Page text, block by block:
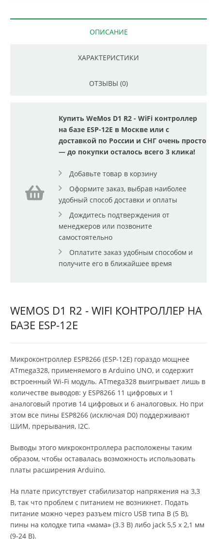
ОПИСАНИЕ
ХАРАКТЕРИСТИКИ
ОТЗЫВЫ (0)
Купить WeMos D1 R2 - WiFi контроллер
на базе ESP-12E в Москве или с
доставкой по России и СНГ очень просто
— до покупки осталось всего 3 клика!
Добавьте товар в корзину
Оформите заказ, выбрав наиболее
удобный способ доставки и оплаты
Дождитесь подтверждения от
менеджеров или позвоните
самостоятельно
Оплатите заказ удобным способом и
получите его в ближайшее время
WEMOS D1 R2 - WIFI КОНТРОЛЛЕР НА
БАЗЕ ESP-12E
Микроконтроллер ESP8266 (ESP-12E) гораздо мощнее
ATmega328, применяемого в Arduino UNO, и содержит
встроенный Wi-Fi модуль. ATmega328 выигрывает лишь в
количестве выводов: у ESP8266 11 цифровых и 1
аналоговый против 14 цифровых и 6 аналоговых. Но при
этом все пины ESP8266 (исключая D0) поддерживают
ШИМ, прерывания, I2C.
Выводы этого микроконтроллера расположены таким
образом, чтобы оставалась возможность использовать
платы расширения Arduino.
На плате присутствует стабилизатор напряжения на 3,3
В, так что проблем с питанием не возникнет. Подать
питание можно через разъем micro USB типа B (5 В),
пины на колодке типа «мама» (3.3 В) либо jack 5,5 x 2,1 мм
(9-24 В).